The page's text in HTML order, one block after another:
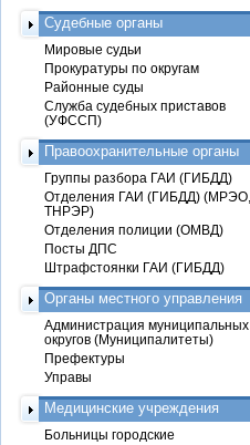
Судебные органы
Мировые судьи
Прокуратуры по округам
Районные суды
Служба судебных приставов
(УФССП)
Правоохранительные органы
Группы разбора ГАИ (ГИБДД)
Отделения ГАИ (ГИБДД) (МРЭО,
ТНРЭР)
Отделения полиции (ОМВД)
Посты ДПС
Штрафстоянки ГАИ (ГИБДД)
Органы местного управления
Администрация муниципальных
округов (Муниципалитеты)
Префектуры
Управы
Медицинские учреждения
Больницы городские